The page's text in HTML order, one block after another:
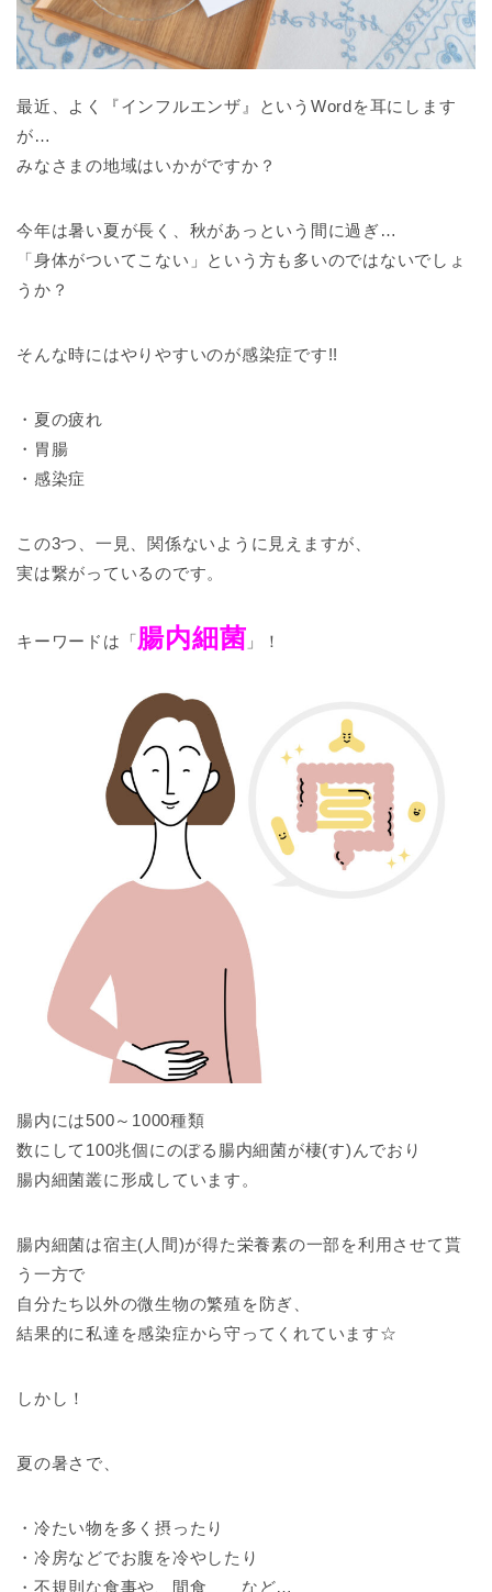
最近、よく『インフルエンザ』というWordを耳にします
が…
みなさまの地域はいかがですか？
今年は暑い夏が長く、秋があっという間に過ぎ…
「身体がついてこない」という方も多いのではないでしょ
うか？
そんな時にはやりやすいのが感染症です!!
・夏の疲れ
・胃腸
・感染症
この3つ、一見、関係ないように見えますが、
実は繋がっているのです。
キーワードは「 腸内細菌 」！
腸内には500～1000種類
数にして100兆個にのぼる腸内細菌が棲(す)んでおり
腸内細菌叢に形成しています。
腸内細菌は宿主(人間)が得た栄養素の一部を利用させて貰
う一方で
自分たち以外の微生物の繁殖を防ぎ、
結果的に私達を感染症から守ってくれています☆
しかし！
夏の暑さで、
・冷たい物を多く摂ったり
・冷房などでお腹を冷やしたり
・不規則な食事や、間食 など…